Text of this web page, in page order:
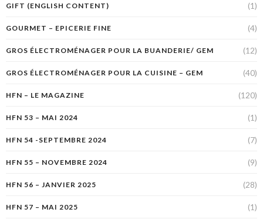
GIFT (ENGLISH CONTENT) (1)
GOURMET – EPICERIE FINE (4)
GROS ÉLECTROMÉNAGER POUR LA BUANDERIE/ GEM (12)
GROS ÉLECTROMÉNAGER POUR LA CUISINE – GEM (40)
HFN – LE MAGAZINE (120)
HFN 53 – MAI 2024 (1)
HFN 54 -SEPTEMBRE 2024 (7)
HFN 55 – NOVEMBRE 2024 (9)
HFN 56 – JANVIER 2025 (28)
HFN 57 – MAI 2025 (1)